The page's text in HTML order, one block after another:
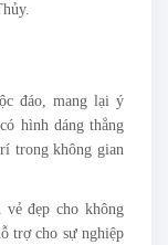
đáo, mang lại ý
hình dáng thẳng
trong không gian
đẹp cho không
trợ cho sự nghiệp